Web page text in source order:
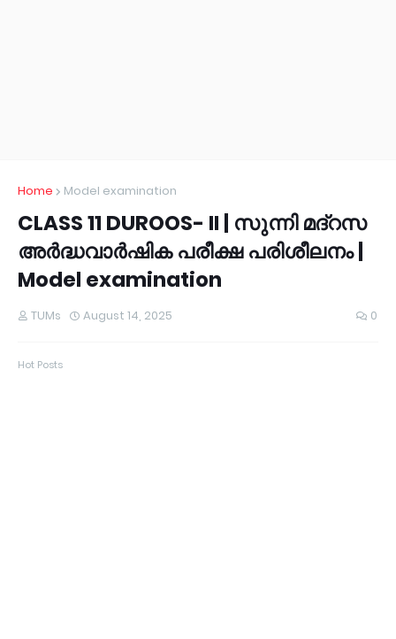
Home Model examination
CLASS 11 DUROOS- II | സുന്നി മദ്റസ
അർദ്ധവാർഷിക പരീക്ഷ പരിശീലനം |
Model examination
TUMs August 14, 2025 0
Hot Posts